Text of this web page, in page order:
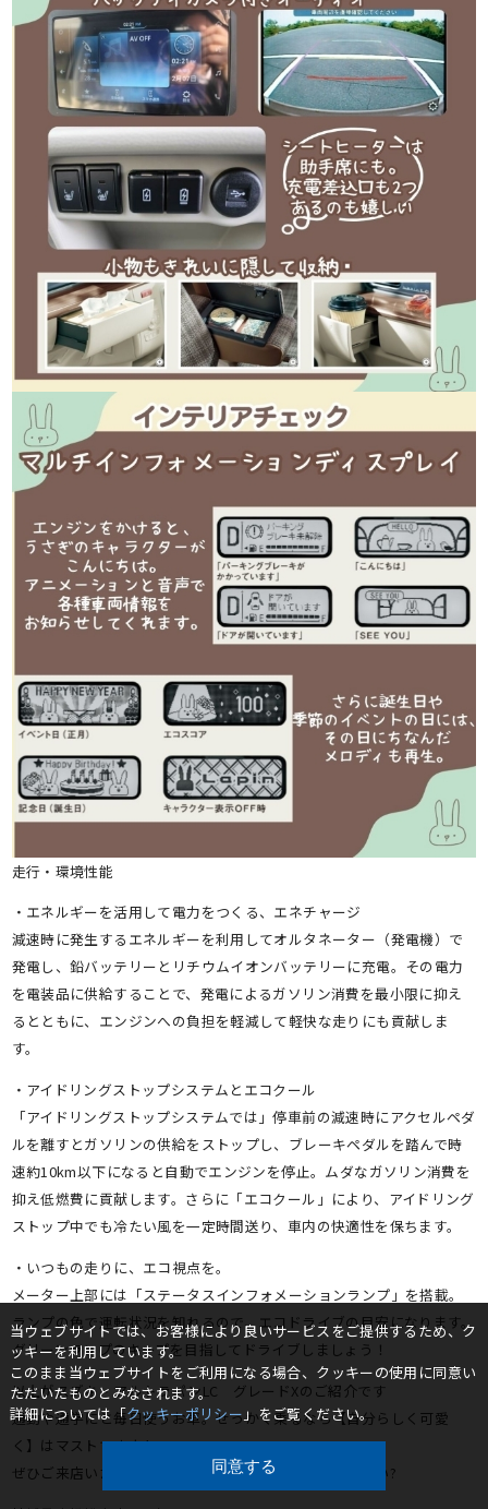
走行・環境性能
・エネルギーを活用して電力をつくる、エネチャージ
減速時に発生するエネルギーを利用してオルタネーター（発電機）で
発電し、鉛バッテリーとリチウムイオンバッテリーに充電。その電力
を電装品に供給することで、発電によるガソリン消費を最小限に抑え
るとともに、エンジンへの負担を軽減して軽快な走りにも貢献しま
す。
・アイドリングストップシステムとエコクール
「アイドリングストップシステムでは」停車前の減速時にアクセルペダ
ルを離すとガソリンの供給をストップし、ブレーキペダルを踏んで時
速約10km以下になると自動でエンジンを停止。ムダなガソリン消費を
抑え低燃費に貢献します。さらに「エコクール」により、アイドリング
ストップ中でも冷たい風を一定時間送り、車内の快適性を保ちます。
・いつもの走りに、エコ視点を。
メーター上部には「ステータスインフォメーションランプ」を搭載。
ランプの色で運転状況を知れるので、エコドライブの目安になります。
グリーンランプのキープを目指してドライブしましょう！
以上がスズキ・アルトラパンLC グレードXのご紹介です
通勤や通学にと毎日使うお車。せっかく乗るなら【自分らしく可愛
く】はマストですよね?
ぜひご来店いただき、可愛さにキュンキュンしてください?
当ウェブサイトでは、お客様により良いサービスをご提供するため、ク
ッキーを利用しています。
このまま当ウェブサイトをご利用になる場合、クッキーの使用に同意い
ただいたものとみなされます。
詳細については「クッキーポリシー 」をご覧ください。
同意する